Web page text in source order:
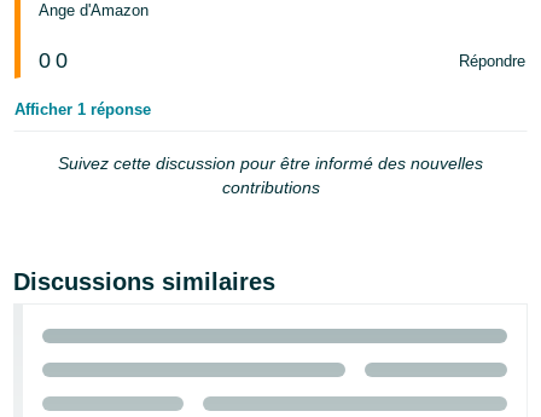
Ange d'Amazon
0 0 Répondre
Afficher 1 réponse
Suivez cette discussion pour être informé des nouvelles
contributions
Discussions similaires